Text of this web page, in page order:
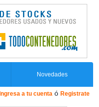
Novedades
Ingresa a tu cuenta ó Registrate